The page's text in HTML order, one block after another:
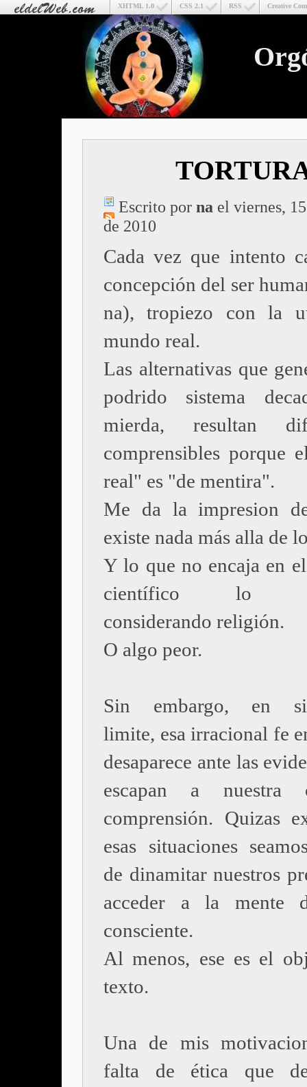
Creative
RSS
CSS 2.1
XHTML 1.0
Escrito por na el viernes,
de 2010
Cada vez que intento
concepción del ser
na), tropiezo con la
mundo real.
Las alternativas que
podrido sistema
mierda, resultan
comprensibles porque
real" es "de mentira".
Me da la impresion
existe nada más alla de
Y lo que no encaja en
científico lo
considerando religión.
O algo peor.
Sin embargo, en
limite, esa irracional fe
desaparece ante las
escapan a nuestra
comprensión. Quizas
esas situaciones
de dinamitar nuestros
acceder a la mente
consciente.
Al menos, ese es el
texto.
Una de mis
falta de ética que